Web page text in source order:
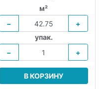
м²
−
+
упак.
−
+
В КОРЗИНУ